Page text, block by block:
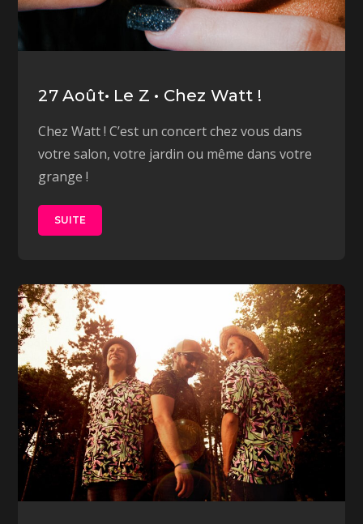
27 Août• Le Z • Chez Watt !
Chez Watt ! C’est un concert chez vous dans
votre salon, votre jardin ou même dans votre
grange !
SUITE